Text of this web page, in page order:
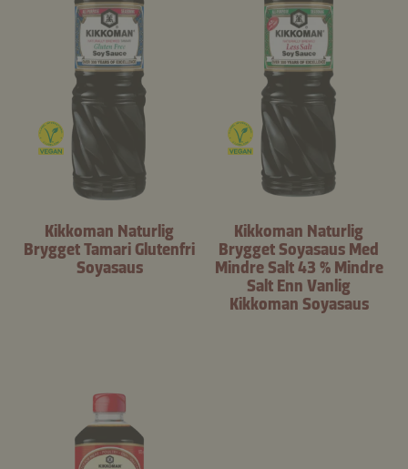
Kikkoman Naturlig
Brygget Tamari Glutenfri
Soyasaus
Kikkoman Naturlig
Brygget Soyasaus Med
Mindre Salt 43 % Mindre
Salt Enn Vanlig
Kikkoman Soyasaus